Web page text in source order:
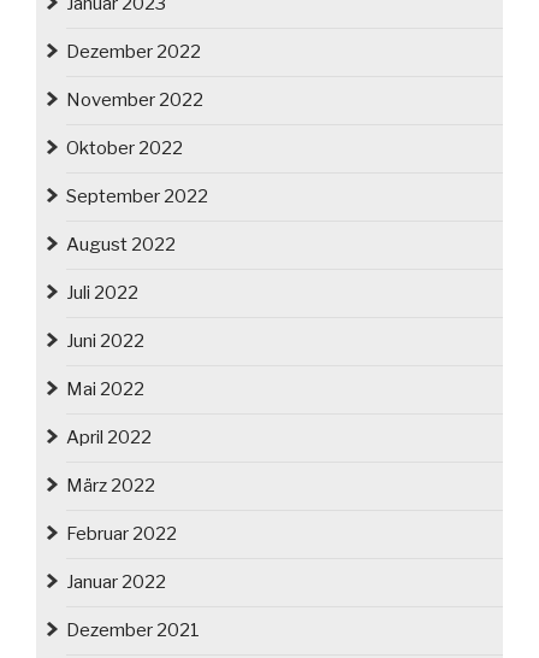
Dezember 2022
November 2022
Oktober 2022
September 2022
August 2022
Juli 2022
Juni 2022
Mai 2022
April 2022
März 2022
Februar 2022
Januar 2022
Dezember 2021